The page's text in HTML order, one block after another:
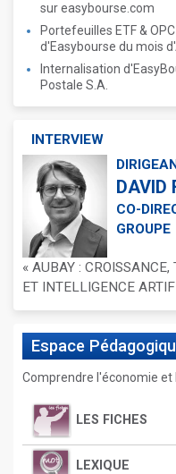
sur easybourse.com
Portefeuilles ETF &
d'Easybourse du mois
Internalisation
Postale S.A.
INTERVIEW
DAVID
CO-
GROUPE
« AUBAY :
ET INTELLIGENCE
Espace
Comprendre l'économie et
LES FICHES
LEXIQUE